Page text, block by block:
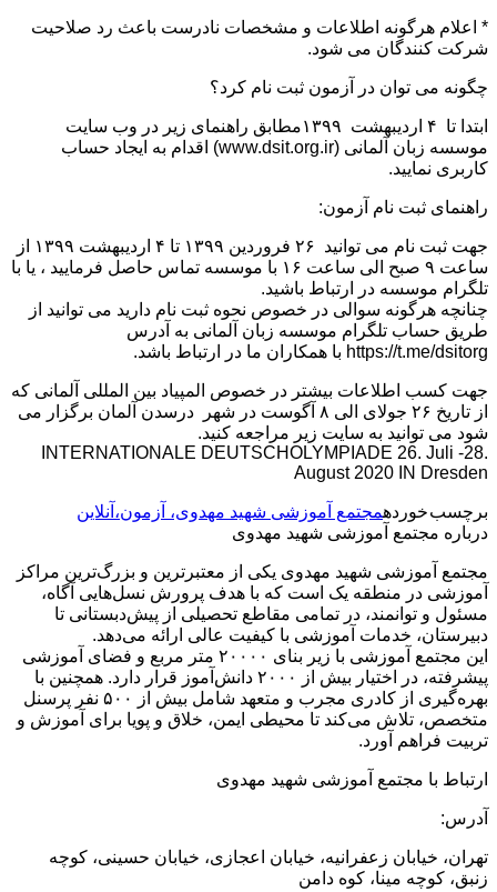
* اعلام هرگونه اطلاعات و مشخصات نادرست باعث رد صلاحیت
شرکت کنندگان می شود.
چگونه می توان در آزمون ثبت نام کرد؟
ابتدا تا ۴ اردیبهشت ۱۳۹۹مطابق راهنمای زیر در وب سایت
موسسه زبان آلمانی (www.dsit.org.ir) اقدام به ایجاد حساب
کاربری نمایید.
راهنمای ثبت نام آزمون:
جهت ثبت نام می توانید ۲۶ فروردین ۱۳۹۹ تا ۴ اردیبهشت ۱۳۹۹ از
ساعت ۹ صبح الی ساعت ۱۶ با موسسه تماس حاصل فرمایید ، یا با
تلگرام موسسه در ارتباط باشید.
چنانچه هرگونه سوالی در خصوص نحوه ثبت نام دارید می توانید از
طریق حساب تلگرام موسسه زبان آلمانی به آدرس
https://t.me/dsitorg با همکاران ما در ارتباط باشد.
جهت کسب اطلاعات بیشتر در خصوص المپیاد بین المللی آلمانی که
از تاریخ ۲۶ جولای الی ۸ آگوست در شهر درسدن آلمان برگزار می
شود می توانید به سایت زیر مراجعه کنید.
INTERNATIONALE DEUTSCHOLYMPIADE 26. Juli -28.
August 2020 IN Dresden
برچسب خوردهمجتمع آموزشی شهید مهدوی، آزمون،آنلاین
درباره مجتمع آموزشی شهید مهدوی
مجتمع آموزشی شهید مهدوی یکی از معتبرترین و بزرگ‌ترین مراکز
آموزشی در منطقه یک است که با هدف پرورش نسل‌هایی آگاه،
مسئول و توانمند، در تمامی مقاطع تحصیلی از پیش‌دبستانی تا
دبیرستان، خدمات آموزشی با کیفیت عالی ارائه می‌دهد.
این مجتمع آموزشی با زیر بنای ۲۰۰۰۰ متر مربع و فضای آموزشی
پیشرفته، در اختیار بیش از ۲۰۰۰ دانش‌آموز قرار دارد. همچنین با
بهره‌گیری از کادری مجرب و متعهد شامل بیش از ۵۰۰ نفر پرسنل
متخصص، تلاش می‌کند تا محیطی ایمن، خلاق و پویا برای آموزش و
تربیت فراهم آورد.
ارتباط با مجتمع آموزشی شهید مهدوی
آدرس:
تهران، خیابان زعفرانیه، خیابان اعجازی، خیابان حسینی، کوچه
زنبق، کوچه مینا، کوه دامن